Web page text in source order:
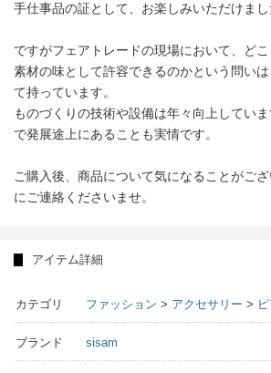
手仕事品の証として、お楽しみいただけまし
ですがフェアトレードの現場において、ど
素材の味として許容できるのかという問い
て持っています。
ものづくりの技術や設備は年々向上してい
で発展途上にあることも実情です。
ご購入後、商品について気になることがご
にご連絡くださいませ。
アイテム詳細
カテゴリ ファッション > アクセサリー >
ブランド sisam